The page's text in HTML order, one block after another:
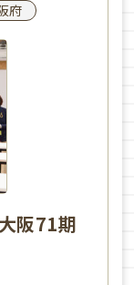
府
阪71期